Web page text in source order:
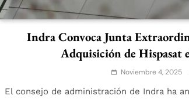
Indra Convoca Junta
Adquisición de Hispasat
Noviembre 4, 2025
El consejo de administración de Indra ha